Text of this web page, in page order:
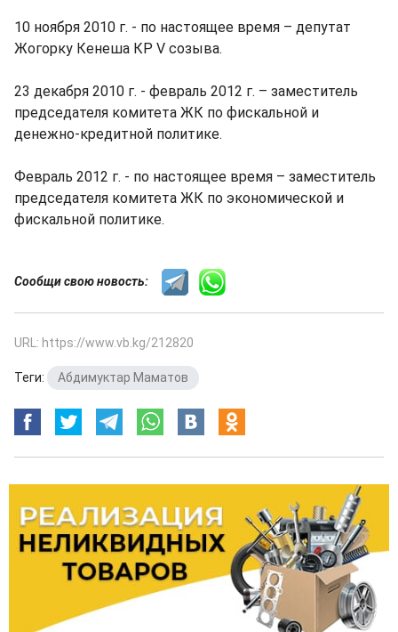
10 ноября 2010 г. - по настоящее время – депутат
Жогорку Кенеша КР V созыва.
23 декабря 2010 г. - февраль 2012 г. – заместитель
председателя комитета ЖК по фискальной и
денежно-кредитной политике.
Февраль 2012 г. - по настоящее время – заместитель
председателя комитета ЖК по экономической и
фискальной политике.
Сообщи свою новость:
URL: https://www.vb.kg/212820
Теги: Абдимуктар Маматов